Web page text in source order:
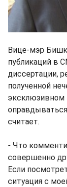
Вице-мэр
публикаций в
диссертации,
полученной
эксклюзивном
считает.
- Что
совершенно
Если
ситуация с